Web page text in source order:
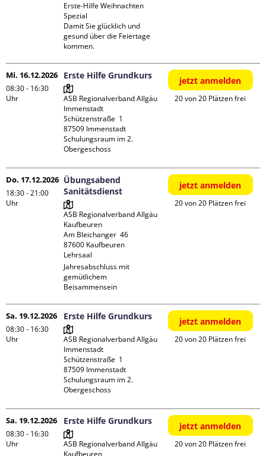
Erste-Hilfe Weihnachten
Spezial
Damit Sie glücklich und
gesund über die Feiertage
kommen.
Mi. 16.12.2026
08:30 - 16:30
Uhr
Erste Hilfe Grundkurs
ASB Regionalverband Allgäu
Immenstadt
Schützenstraße  1
87509 Immenstadt
Schulungsraum im 2.
Obergeschoss
jetzt anmelden
20 von 20 Plätzen frei
Do. 17.12.2026
18:30 - 21:00
Uhr
Übungsabend
Sanitätsdienst
ASB Regionalverband Allgäu
Kaufbeuren
Am Bleichanger  46
87600 Kaufbeuren
Lehrsaal
Jahresabschluss mit
gemütlichem
Beisammensein
jetzt anmelden
20 von 20 Plätzen frei
Sa. 19.12.2026
08:30 - 16:30
Uhr
Erste Hilfe Grundkurs
ASB Regionalverband Allgäu
Immenstadt
Schützenstraße  1
87509 Immenstadt
Schulungsraum im 2.
Obergeschoss
jetzt anmelden
20 von 20 Plätzen frei
Sa. 19.12.2026
08:30 - 16:30
Uhr
Erste Hilfe Grundkurs
ASB Regionalverband Allgäu
Kaufbeuren
jetzt anmelden
20 von 20 Plätzen frei